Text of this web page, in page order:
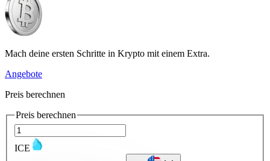
Mach deine ersten Schritte in Krypto mit einem Extra.
Angebote
Preis berechnen
Preis berechnen
ICE